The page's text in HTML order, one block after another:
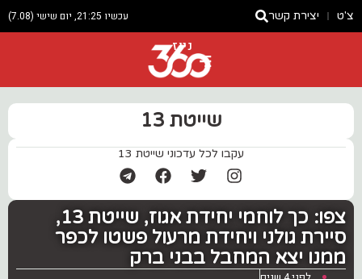
צ'ט יצירת קשר עכשיו 21:25, יום שישי (7.08)
ניוז
שייטת 13
עקבו לכל עדכוני שייטת 13
צפו: כך ‏לוחמי יחידת אגוז, שייטת 13,
סיירת גולני ויחידת מרעול פשטו לכפר
ממנו יצא המחבל בבני ברק